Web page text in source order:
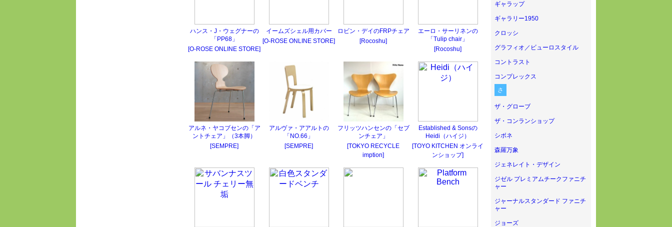
ハンス・J・ウェグナーの
「PP68」
[O-ROSE ONLINE STORE]
イームズシェル用カバー
[O-ROSE ONLINE STORE]
ロビン・デイのFRPチェア
[Rocoshu]
エーロ・サーリネンの
「Tulip chair」
[Rocoshu]
アルネ・ヤコブセンの「ア
ントチェア」（3本脚）
[SEMPRE]
アルヴァ・アアルトの
「NO.66」
[SEMPRE]
フリッツハンセンの「セブ
ンチェア」
[TOKYO RECYCLE
imption]
Established & Sonsの
Heidi（ハイジ）
[TOYO KITCHEN オンライ
ンショップ]
ギャラップ
ギャラリー1950
クロッシ
グラフィオ／ビューロスタイル
コントラスト
コンプレックス
さ
ザ・グローブ
ザ・コンランショップ
シボネ
森羅万象
ジェネレイト・デザイン
ジゼル プレミアムチークファニチ
ャー
ジャーナルスタンダード ファニチ
ャー
ジョーズ